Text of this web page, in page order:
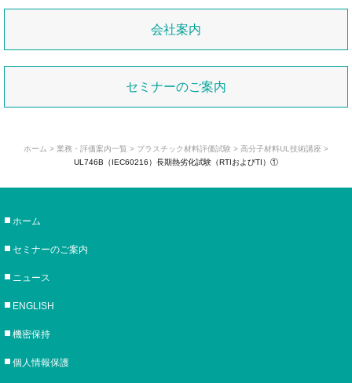
会社案内
セミナーのご案内
ホーム > 業務・評価案内一覧 > プラスチック材料評価試験 > 高分子材料UL技術講座 >
UL746B（IEC60216）長期熱劣化試験（RTIおよびTI）①
ホーム
セミナーのご案内
ニュース
ENGLISH
機密保持
個人情報保護